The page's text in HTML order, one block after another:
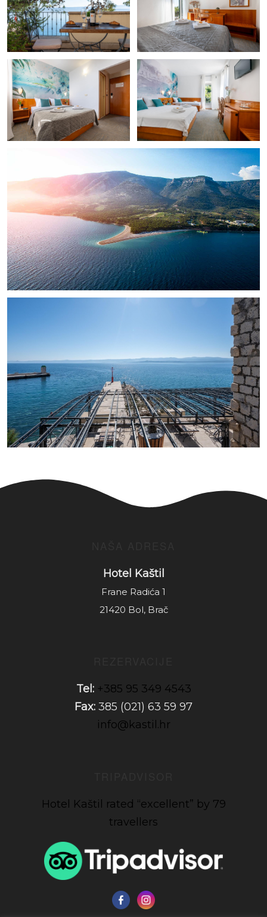
Hotel Kaštil
Frane Radića 1
21420 Bol, Brač
Tel: +385 95 349 4543
Fax: 385 (021) 63 59 97
info@kastil.hr
Hotel Kaštil rated “excellent” by 79
travellers